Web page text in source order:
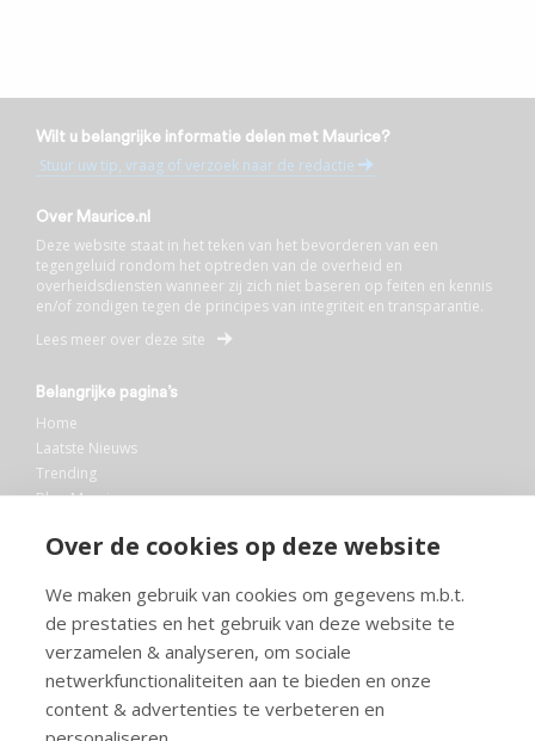
Over de cookies op deze website
We maken gebruik van cookies om gegevens m.b.t.
de prestaties en het gebruik van deze website te
verzamelen & analyseren, om sociale
netwerkfunctionaliteiten aan te bieden en onze
content & advertenties te verbeteren en
Wilt u belangrijke informatie delen met Maurice?
Stuur uw tip, vraag of verzoek naar de redactie
Over Maurice.nl
Deze website staat in het teken van het bevorderen van een
tegengeluid rondom het optreden van de overheid en
overheidsdiensten wanneer zij zich niet baseren op feiten en kennis
en/of zondigen tegen de principes van integriteit en transparantie.
Lees meer over deze site
Belangrijke pagina’s
Home
Laatste Nieuws
Trending
Blog Maurice
Bibliotheek
Info en service
FAQ
Doneren
Privacy
Voorwaarden
Meedoen